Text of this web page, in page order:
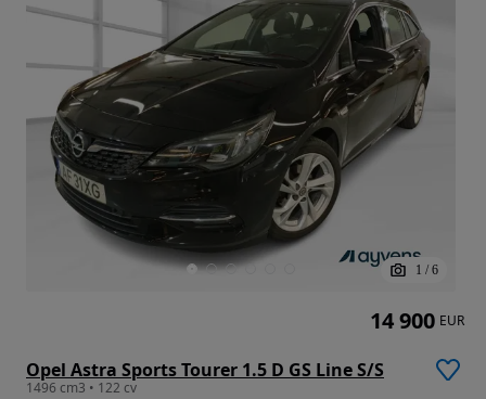
1 / 6
Opel Astra Sports Tourer 1.5 D GS Line S/S
1496 cm3 • 122 cv
14 900 EUR